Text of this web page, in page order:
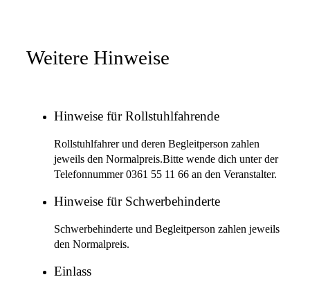
Weitere Hinweise
Hinweise für Rollstuhlfahrende
Rollstuhlfahrer und deren Begleitperson zahlen
jeweils den Normalpreis.Bitte wende dich unter der
Telefonnummer 0361 55 11 66 an den Veranstalter.
Hinweise für Schwerbehinderte
Schwerbehinderte und Begleitperson zahlen jeweils
den Normalpreis.
Einlass